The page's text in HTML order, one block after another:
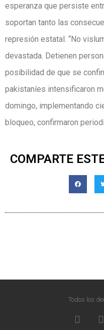
esperanza que persiste
soportan tanto las
represión estatal. “No
devastada. Detienen
posibilidad de que se
pakistaníes intensificaron
domingo, implementando
bloqueo, confirmaron
COMPARTE
Todos los